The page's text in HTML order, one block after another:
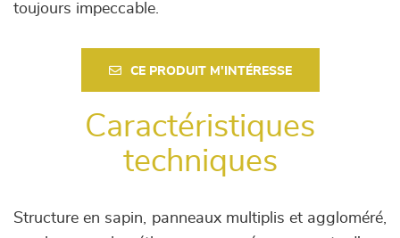
toujours impeccable.
CE PRODUIT M'INTÉRESSE
Caractéristiques
techniques
Structure en sapin, panneaux multiplis et aggloméré,